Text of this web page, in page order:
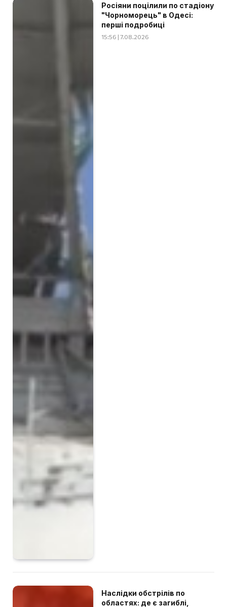
Росіяни поцілили по стадіону
"Чорноморець" в Одесі:
перші подробиці
15:56 | 7.08.2026
Наслідки обстрілів по
областях: де є загиблі,